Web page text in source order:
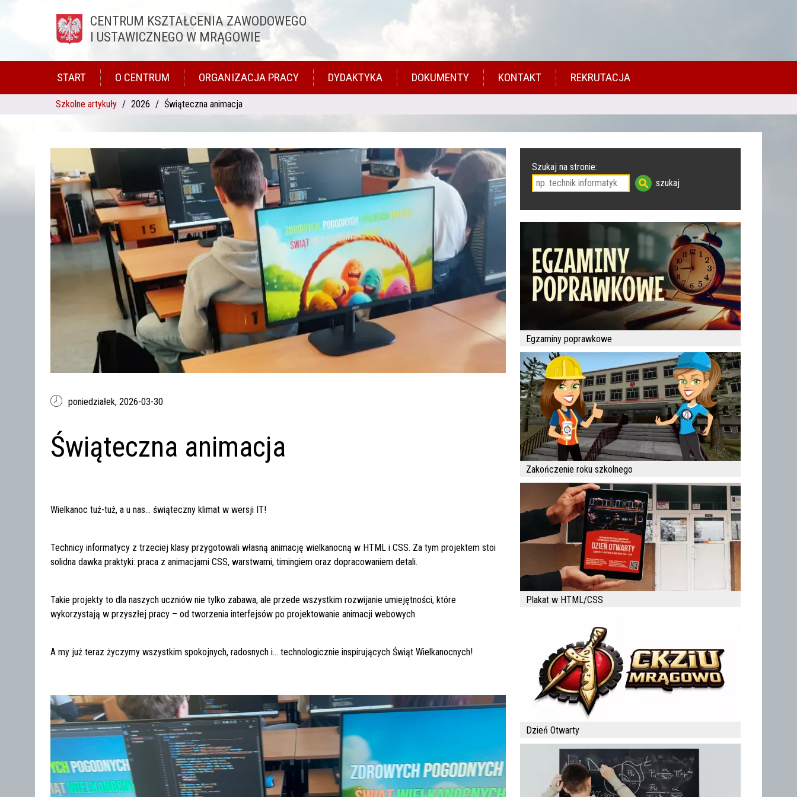
Przejdź do treści
CENTRUM KSZTAŁCENIA ZAWODOWEGO
I USTAWICZNEGO W MRĄGOWIE
START O CENTRUM ORGANIZACJA PRACY DYDAKTYKA DOKUMENTY KONTAKT REKRUTACJA
Szkolne artykuły 2026 Świąteczna animacja
poniedziałek,2026-03-30
Świąteczna animacja
Wielkanoc tuż-tuż, a u nas… świąteczny klimat w wersji IT!
Technicy informatycy z trzeciej klasy przygotowali własną animację wielkanocną w HTML i CSS. Za tym projektem stoi
solidna dawka praktyki: praca z animacjami CSS, warstwami, timingiem oraz dopracowaniem detali.
Takie projekty to dla naszych uczniów nie tylko zabawa, ale przede wszystkim rozwijanie umiejętności, które
wykorzystają w przyszłej pracy – od tworzenia interfejsów po projektowanie animacji webowych.
A my już teraz życzymy wszystkim spokojnych, radosnych i… technologicznie inspirujących Świąt Wielkanocnych!
Szukaj na stronie:
Egzaminy poprawkowe
Zakończenie roku szkolnego
Plakat w HTML/CSS
Dzień Otwarty